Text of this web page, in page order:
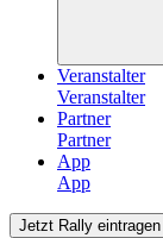
Veranstalter
Partner
App
Jetzt Rally eintragen